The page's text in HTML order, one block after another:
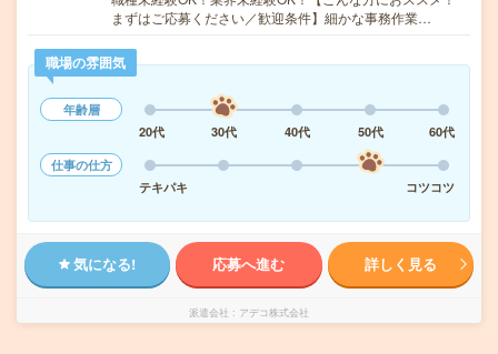
まずはご応募ください／歓迎条件】細かな事務作業…
職場の雰囲気
年齢層
20代
30代 40代 50代
60代
仕事の仕方
テキパキ
コツコツ
気になる! 応募へ進む 詳しく見る
派遣会社 アデコ株式会社